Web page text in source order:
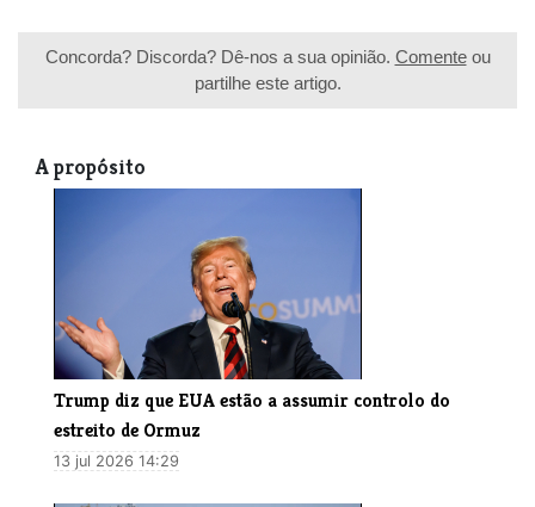
Concorda? Discorda? Dê-nos a sua opinião. Comenteou
partilhe este artigo.
A propósito
Trump diz que EUA estão a assumir controlo do
estreito de Ormuz
13 jul 2026 14:29